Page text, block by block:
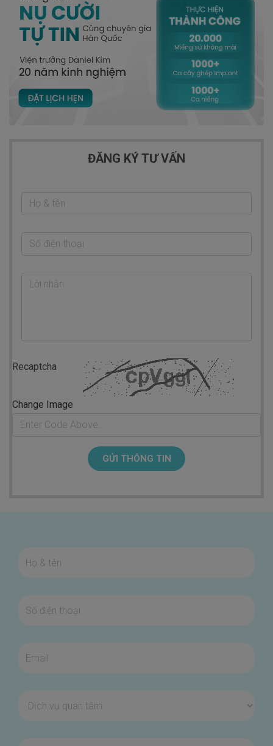
ĐĂNG KÝ TƯ VẤN
Recaptcha
Change Image